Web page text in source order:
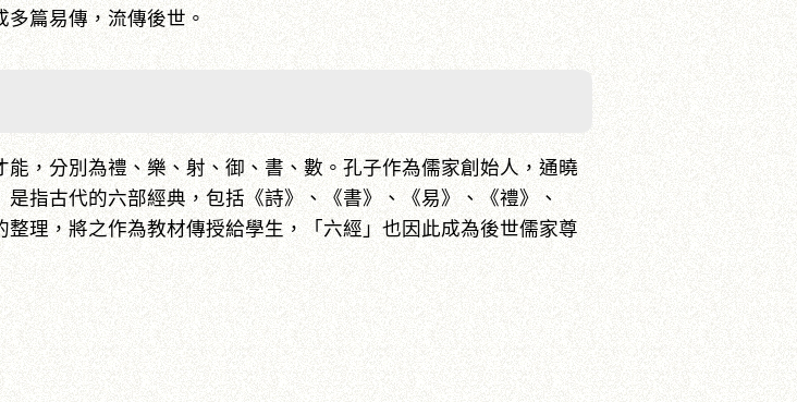
篇易傳，流傳後世。
，分別為禮、樂、射、御、書、數。孔子作為儒家創始人，通曉
指古代的六部經典，包括《詩》、《書》、《易》、《禮》、
理，將之作為教材傳授給學生，「六經」也因此成為後世儒家尊